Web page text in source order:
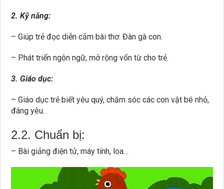
2. Kỹ năng:
– Giúp trẻ đọc diễn cảm bài thơ: Đàn gà con.
– Phát triển ngôn ngữ, mở rộng vốn từ cho trẻ.
3. Giáo dục:
– Giáo dục trẻ biết yêu quý, chăm sóc các con vật bé nhỏ,
đáng yêu.
2.2. Chuẩn bị:
– Bài giảng điện tử, máy tính, loa…